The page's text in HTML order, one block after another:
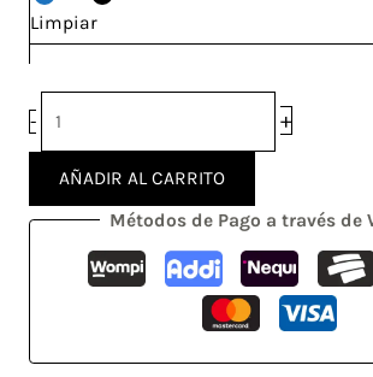
Limpiar
- +
AÑADIR AL CARRITO
Métodos de Pago a través de